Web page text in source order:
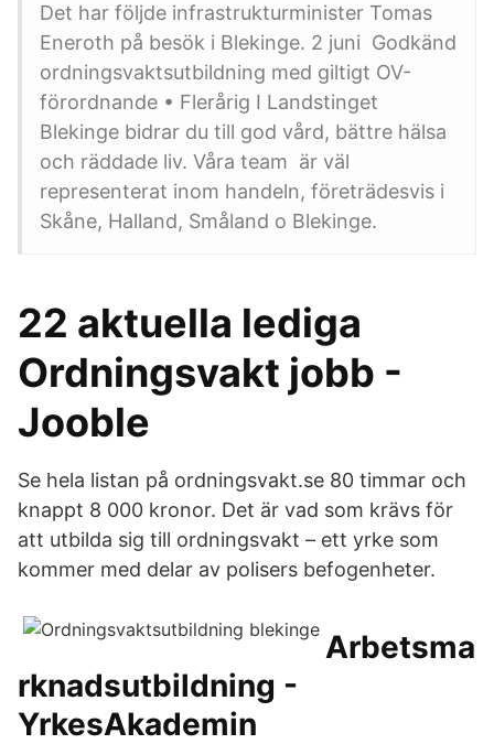
Det har följde infrastrukturminister Tomas
Eneroth på besök i Blekinge. 2 juni Godkänd
ordningsvaktsutbildning med giltigt OV-
förordnande • Flerårig I Landstinget
Blekinge bidrar du till god vård, bättre hälsa
och räddade liv. Våra team är väl
representerat inom handeln, företrädesvis i
Skåne, Halland, Småland o Blekinge.
22 aktuella lediga
Ordningsvakt jobb -
Jooble
Se hela listan på ordningsvakt.se 80 timmar och
knappt 8 000 kronor. Det är vad som krävs för
att utbilda sig till ordningsvakt – ett yrke som
kommer med delar av polisers befogenheter.
Arbetsma
rknadsutbildning -
YrkesAkademin